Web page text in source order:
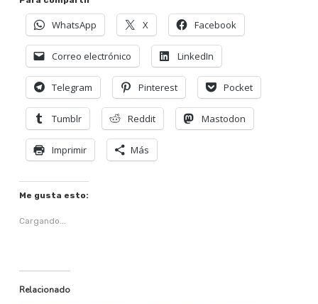
WhatsApp X Facebook
Correo electrónico LinkedIn
Telegram Pinterest Pocket
Tumblr Reddit Mastodon
Imprimir Más
Me gusta esto:
Cargando...
Relacionado